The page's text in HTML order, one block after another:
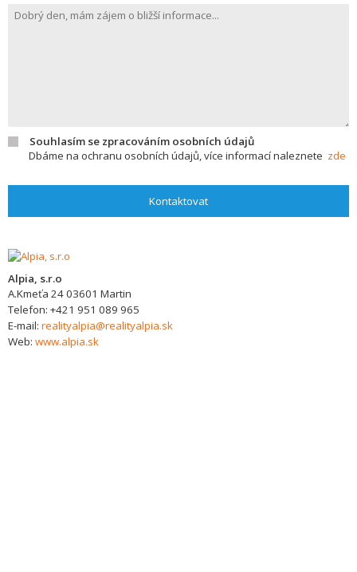
Souhlasím se zpracováním osobních údajů
Dbáme na ochranu osobních údajů, více informací naleznete zde
Kontaktovat
Alpia, s.r.o
A.Kmeťa 2403601 Martin
Telefon: +421 951 089 965
E-mail: realityalpia@realityalpia.sk
Web: www.alpia.sk